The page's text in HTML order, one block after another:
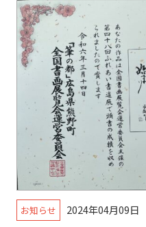
お知らせ 2024年04月09日